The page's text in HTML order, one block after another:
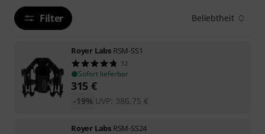
Filter Beliebtheit
Royer Labs RSM-SS1
12
Sofort lieferbar
315 €
UVP: 386,75 €
-19%
Royer Labs RSM-SS24